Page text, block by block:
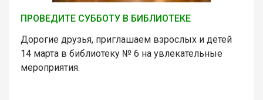
ПРОВЕДИТЕ СУББОТУ В БИБЛИОТЕКЕ
Дорогие друзья, приглашаем взрослых и детей
14 марта в библиотеку № 6 на увлекательные
мероприятия.